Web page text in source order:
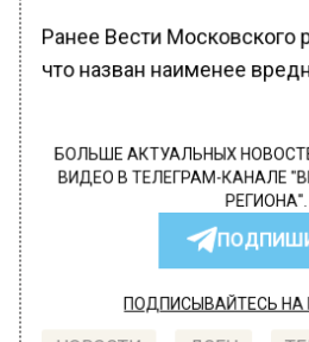
Ранее Вести Московского
что назван наименее
БОЛЬШЕ АКТУАЛЬНЫХ
ВИДЕО В ТЕЛЕГРАМ-КАНАЛЕ
РЕГИОНА".
ПОДПИСЫВАЙТЕСЬ НА